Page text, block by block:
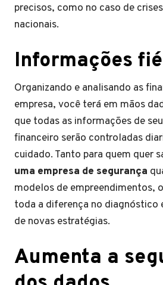
precisos, como no caso de
nacionais.
Informações
Organizando e analisando as
empresa, você terá em mãos
que todas as informações de
financeiro serão controladas
cuidado. Tanto para quem quer
uma empresa de segurança
modelos de empreendimentos,
toda a diferença no diagnóstico
de novas estratégias.
Aumenta a